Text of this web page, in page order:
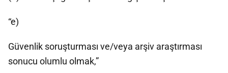
“e)
Güvenlik soruşturması ve/veya arşiv araştırması
sonucu olumlu olmak,”